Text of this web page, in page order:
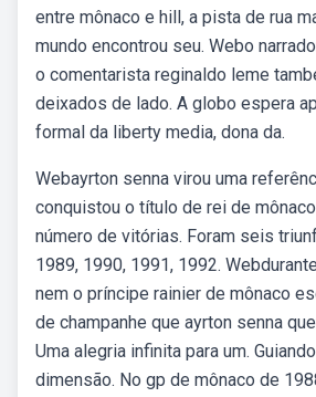
entre mônaco e hill, a pista de rua
mundo encontrou seu. Webo
o comentarista reginaldo leme
deixados de lado. A globo espera
formal da liberty media, dona da.
Webayrton senna virou uma
conquistou o título de rei de
número de vitórias. Foram seis
1989, 1990, 1991, 1992.
nem o príncipe rainier de mônaco
de champanhe que ayrton senna
Uma alegria infinita para um.
dimensão. No gp de mônaco de